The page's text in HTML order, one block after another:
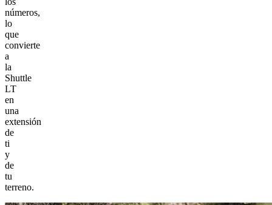
números,
lo
que
convierte
a
la
Shuttle
LT
en
una
extensión
de
ti
y
de
tu
terreno.